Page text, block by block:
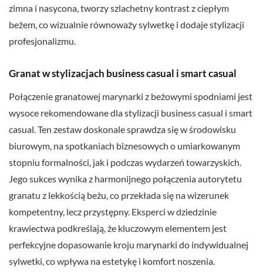
zimna i nasycona, tworzy szlachetny kontrast z ciepłym
beżem, co wizualnie równoważy sylwetkę i dodaje stylizacji
profesjonalizmu.
Granat w stylizacjach business casual i smart casual
Połączenie granatowej marynarki z beżowymi spodniami jest
wysoce rekomendowane dla stylizacji business casual i smart
casual. Ten zestaw doskonale sprawdza się w środowisku
biurowym, na spotkaniach biznesowych o umiarkowanym
stopniu formalności, jak i podczas wydarzeń towarzyskich.
Jego sukces wynika z harmonijnego połączenia autorytetu
granatu z lekkością beżu, co przekłada się na wizerunek
kompetentny, lecz przystępny. Eksperci w dziedzinie
krawiectwa podkreślają, że kluczowym elementem jest
perfekcyjne dopasowanie kroju marynarki do indywidualnej
sylwetki, co wpływa na estetykę i komfort noszenia.